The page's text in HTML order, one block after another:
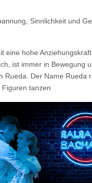
Sinnlichkeit und
eine hohe
ist immer in Bewegung
Rueda. Der Name Rueda
tanzen